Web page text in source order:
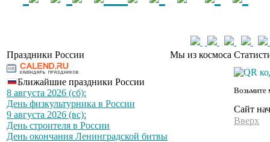
Праздники России Мы из космоса
Ближайшие праздники России
8 августа 2026 (сб):
День физкультурника в России
9 августа 2026 (вс):
День строителя в России
День окончания Ленинградской битвы
Возьмите
Сайт
Вверх